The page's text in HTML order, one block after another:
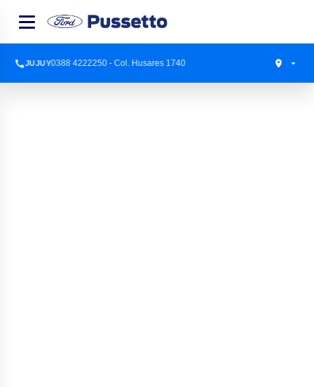
JUJUY0388 4222250 - Col. Husares 1740